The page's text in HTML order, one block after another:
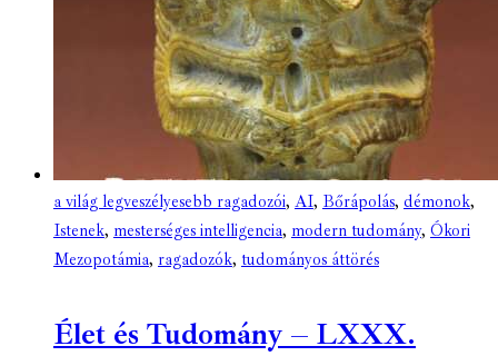
a világ legveszélyesebb ragadozói, AI, Bőrápolás, démonok,
Istenek, mesterséges intelligencia, modern tudomány, Ókori
Mezopotámia, ragadozók, tudományos áttörés
Élet és Tudomány – LXXX.